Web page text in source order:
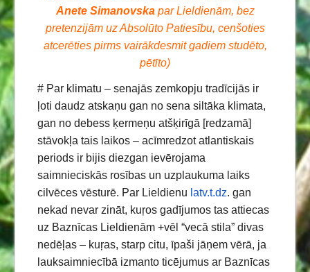
Anete Simanovskapar Lieldienām, bez
pretenzijām uz Absolūto Patiesību, cenšoties
atcerēties pirms vairākdesmit gadiem studēto,
pētīto)
# Par klimatu – senajās zemkopju tradīcijās ir
ļoti daudz atskaņu gan no sena siltāka klimata,
gan no debess ķermeņu atšķirīgā [redzamā]
stāvokļa tais laikos – acīmredzot atlantiskais
periods ir bijis diezgan ievērojama
saimnieciskās rosības un uzplaukuma laiks
cilvēces vēsturē. Par Lieldienu latv.t.dz. gan
nekad nevar zināt, kuŗos gadījumos tas attiecas
uz Baznīcas Lieldienām +vēl “vecā stila” divas
nedēļas – kuŗas, starp citu, īpaši jāņem vērā, ja
lauksaimniecībā izmanto ticējumus ar Baznīcas